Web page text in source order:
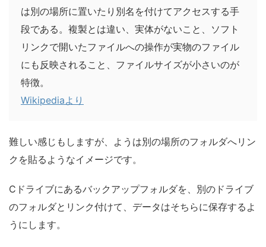
は別の場所に置いたり別名を付けてアクセスする手
段である。複製とは違い、実体がないこと、ソフト
リンクで開いたファイルへの操作が実物のファイル
にも反映されること、ファイルサイズが小さいのが
特徴。
Wikipediaより
難しい感じもしますが、ようは別の場所のフォルダへリン
クを貼るようなイメージです。
Cドライブにあるバックアップフォルダを、別のドライブ
のフォルダとリンク付けて、データはそちらに保存するよ
うにします。